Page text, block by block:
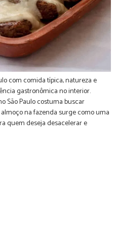
com comida típica, natureza e
gastronômica no interior.
São Paulo costuma buscar
na fazenda surge como uma
quem deseja desacelerar e